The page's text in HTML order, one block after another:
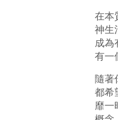
在本
神生
成為
有一
隨著
都希
靡一